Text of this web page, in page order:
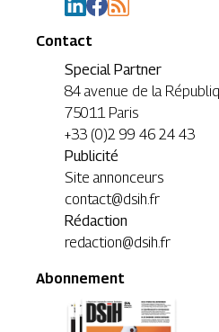
Contact
Special Partner
84 avenue de la
75011 Paris
+33 (0)2 99 46 24 43
Publicité
Site annonceurs
contact@dsih.fr
Rédaction
redaction@dsih.fr
Abonnement